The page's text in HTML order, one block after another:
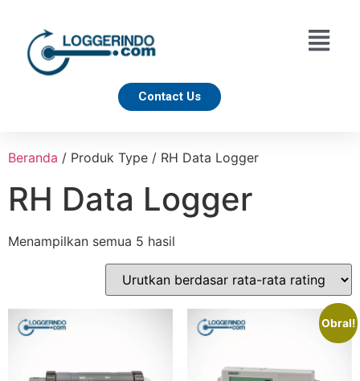
Contact Us
Beranda / Produk Type / RH Data Logger
RH Data Logger
Menampilkan semua 5 hasil
Obral!